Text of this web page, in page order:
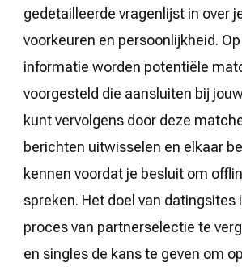
gedetailleerde vragenlijst in over
voorkeuren en persoonlijkheid.
informatie worden potentiële
voorgesteld die aansluiten bij
kunt vervolgens door deze
berichten uitwisselen en elkaar
kennen voordat je besluit om
spreken. Het doel van datingsites
proces van partnerselectie te
en singles de kans te geven om